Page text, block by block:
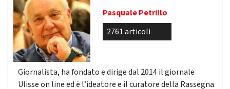
Pasquale Petrillo
2761 articoli
Giornalista, ha fondato e dirige dal 2014 il giornale
Ulisse on line ed è l’ideatore e il curatore della Rassegna